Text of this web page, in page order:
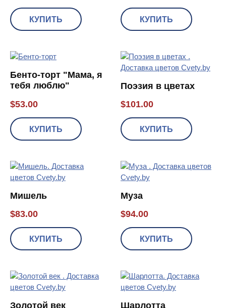
КУПИТЬ КУПИТЬ
Бенто-торт "Мама, я
тебя люблю"
$53.00
КУПИТЬ
Поэзия в цветах
$101.00
КУПИТЬ
Мишель
$83.00
КУПИТЬ
Муза
$94.00
КУПИТЬ
Золотой век
Шарлотта